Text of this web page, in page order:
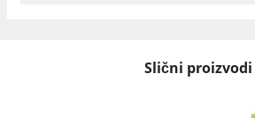
Slični proizvodi